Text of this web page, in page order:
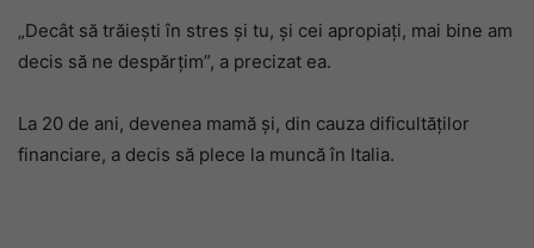
„Decât să trăiești în stres și tu, și cei apropiați, mai bine am
decis să ne despărțim”, a precizat ea.
La 20 de ani, devenea mamă și, din cauza dificultăților
financiare, a decis să plece la muncă în Italia.